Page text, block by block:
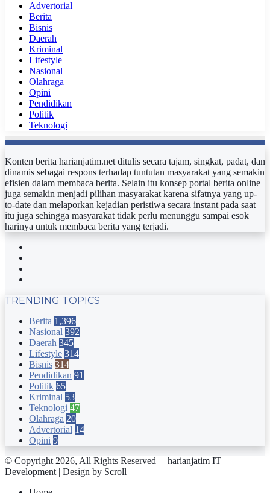
Advertorial
Berita
Bisnis
Daerah
Kriminal
Lifestyle
Nasional
Olahraga
Opini
Pendidikan
Politik
Teknologi
Konten berita harianjatim.net ditulis secara tajam, singkat, padat, dan
dinamis sebagai respons terhadap tuntutan masyarakat yang semakin
efisien dalam membaca berita. Selain itu konsep portal berita online
juga semakin menjadi pilihan masyarakat karena sifatnya yang up-
to-date dan melaporkan kejadian peristiwa secara instant pada saat
itu juga sehingga masyarakat tidak perlu menunggu sampai esok
harinya untuk membaca berita yang terjadi.
TRENDING TOPICS
Berita 1,396
Nasional 392
Daerah 345
Lifestyle 314
Bisnis 314
Pendidikan 91
Politik 65
Kriminal 53
Teknologi 47
Olahraga 20
Advertorial 14
Opini 9
© Copyright 2026, All Rights Reserved | harianjatim IT
Development | Design by Scroll